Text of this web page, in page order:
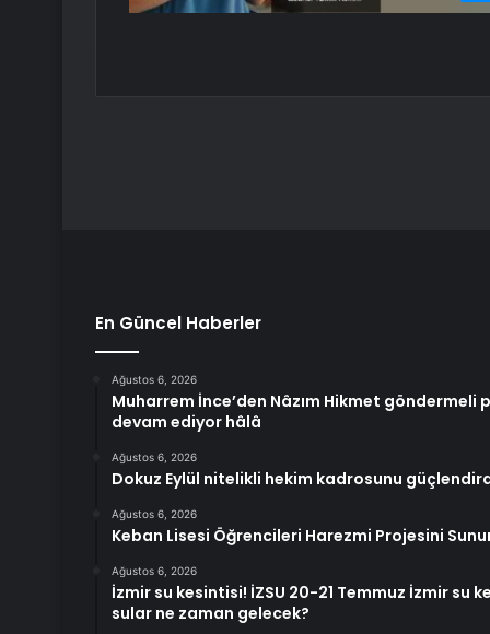
En Güncel Haberler
Ağustos 6, 2026
Muharrem İnce’den Nâzım Hikmet göndermeli
devam ediyor hâlâ
Ağustos 6, 2026
Dokuz Eylül nitelikli hekim kadrosunu
Ağustos 6, 2026
Keban Lisesi Öğrencileri Harezmi Projesini
Ağustos 6, 2026
İzmir su kesintisi! İZSU 20-21 Temmuz İzmir su
sular ne zaman gelecek?